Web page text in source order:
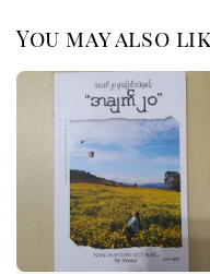
You may also